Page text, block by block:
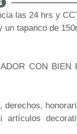
las 24 hrs y
un tapanco de
CON